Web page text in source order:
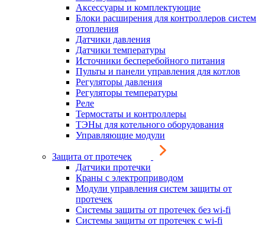
Аксессуары и комплектующие
Блоки расширения для контроллеров систем
отопления
Датчики давления
Датчики температуры
Источники бесперебойного питания
Пульты и панели управления для котлов
Регуляторы давления
Регуляторы температуры
Реле
Термостаты и контроллеры
ТЭНы для котельного оборудования
Управляющие модули
Защита от протечек
Датчики протечки
Краны с электроприводом
Модули управления систем защиты от
протечек
Системы защиты от протечек без wi-fi
Системы защиты от протечек с wi-fi